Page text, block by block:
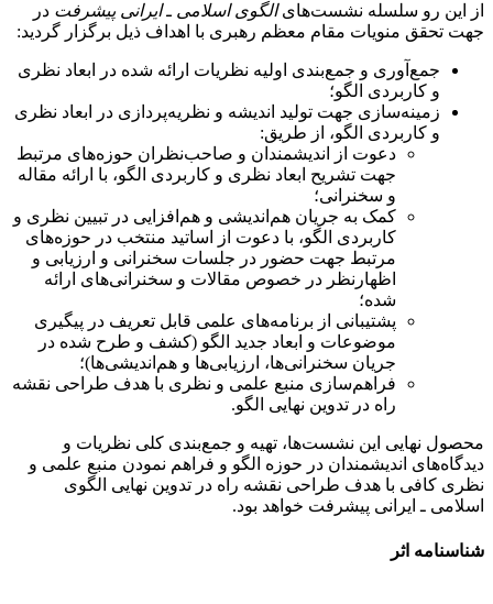
از این رو سلسله نشست‌هایالگوی اسلامی ـ ایرانی پیشرفت در
جهت تحقق منویات مقام معظم رهبری با اهداف ذیل برگزار گردید:
جمع‌آوری و جمع‌بندی اولیه نظریات ارائه شده در ابعاد نظری
و کاربردی الگو؛
زمینه‌سازی جهت تولید اندیشه و نظریه‌پردازی در ابعاد نظری
و کاربردی الگو، از طریق:
دعوت از اندیشمندان و صاحب‌نظران حوزه‌های مرتبط
جهت تشریح ابعاد نظری و کاربردی الگو، با ارائه مقاله
و سخنرانی؛
کمک به جریان هم‌اندیشی و هم‌افزایی در تبیین نظری و
کاربردی الگو، با دعوت از اساتید منتخب در حوزه‌های
مرتبط جهت حضور در جلسات سخنرانی و ارزیابی و
اظهارنظر در خصوص مقالات و سخنرانی‌های ارائه
شده؛
پشتیبانی از برنامه‌های علمی قابل تعریف در پیگیری
موضوعات و ابعاد جدید الگو (کشف و طرح شده در
جریان سخنرانی‌ها، ارزیابی‌ها و هم‌اندیشی‌ها)؛
فراهم‌سازی منبع علمی و نظری با هدف طراحی نقشه
راه در تدوین نهایی الگو.
محصول نهایی این نشست‌ها، تهیه و جمع‌بندی کلی نظریات و
دیدگاه‌های اندیشمندان در حوزه الگو و فراهم نمودن منبع علمی و
نظری کافی با هدف طراحی نقشه راه در تدوین نهایی الگوی
اسلامی ـ ایرانی پیشرفت خواهد بود.
شناسنامه اثر